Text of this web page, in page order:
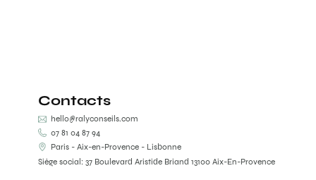
Contacts
hello@ralyconseils.com
07 81 04 87 94
Paris - Aix-en-Provence - Lisbonne
Siège social: 37 Boulevard Aristide Briand 13100 Aix-En-Provence